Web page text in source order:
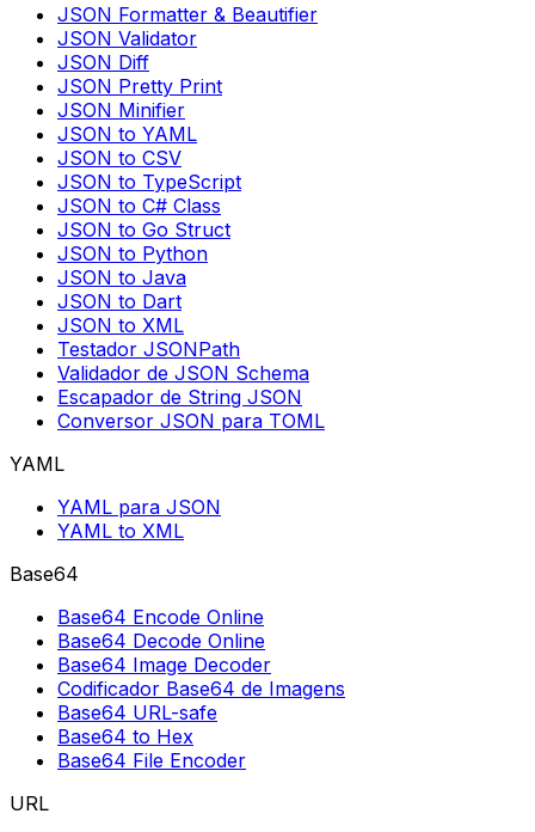
JSON Formatter & Beautifier
JSON Validator
JSON Diff
JSON Pretty Print
JSON Minifier
JSON to YAML
JSON to CSV
JSON to TypeScript
JSON to C# Class
JSON to Go Struct
JSON to Python
JSON to Java
JSON to Dart
JSON to XML
Testador JSONPath
Validador de JSON Schema
Escapador de String JSON
Conversor JSON para TOML
YAML
YAML para JSON
YAML to XML
Base64
Base64 Encode Online
Base64 Decode Online
Base64 Image Decoder
Codificador Base64 de Imagens
Base64 URL-safe
Base64 to Hex
Base64 File Encoder
URL